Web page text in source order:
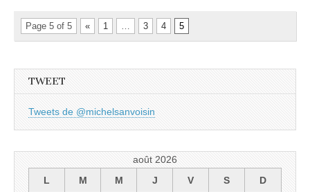
Page 5 of 5 « 1 3 4 5
TWEET
Tweets de @michelsanvoisin
août 2026
L
M M J V S D